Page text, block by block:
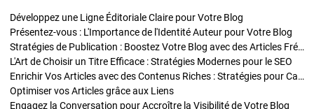
Développez une Ligne Éditoriale Claire pour Votre Blog
Présentez-vous : L'Importance de l'Identité Auteur pour Votre Blog
Stratégies de Publication : Boostez Votre Blog avec des Articles Fréquents et Exclusifs
L'Art de Choisir un Titre Efficace : Stratégies Modernes pour le SEO
Enrichir Vos Articles avec des Contenus Riches : Stratégies pour Captiver et Optimiser
Optimiser vos Articles grâce aux Liens
Engagez la Conversation pour Accroître la Visibilité de Votre Blog